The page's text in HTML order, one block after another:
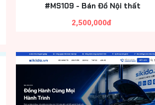
#MS109 - Bán Đồ Nội thất
2,500,000đ